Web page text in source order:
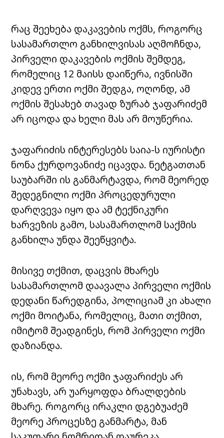
რაც შეეხება დაკავების ოქმს, როგორც
სასამართლო განხილვისას აღმოჩნდა,
პირველი დაკავების ოქმის შემდეგ,
რომელიც 12 მაისს დაიწერა, ივნისში
კიდევ ერთი ოქმი შედგა, ოღონდ, ამ
ოქმის შესახებ თავად ზურაბ ჯაფარიძემ
არ იცოდა და ხელი მას არ მოუწერია.
ჯაფარიძის ინტერესებს საია-ს იურისტი
ნონა ქურდოვანიძე იცავდა. ნეტგათთან
საუბარში ის განმარტავდა, რომ მეორედ
შედეგნილი ოქმი პროცედურული
დარღვევა იყო და ამ ტექნიკური
ხარვეზის გამო, სასამართლომ საქმის
განხილა უნდა შეეწყვიტა.
მისივე თქმით, დაცვის მხარეს
სასამართლომ დაავალა პირველი ოქმის
დედანი წარედგინა, პოლიციამ კი ახალი
ოქმი მოიტანა, რომელიც, მათი თქმით,
იმიტომ შეადგინეს, რომ პირველი ოქმი
დაზიანდა.
ის, რომ მეორე ოქმი ჯაფარიძეს არ
უნახავს, არ უარყოფდა ბრალდების
მხარე. როგორც ირაკლი დგებუაძემ
მეორე პროცესზე განმარტა, მან